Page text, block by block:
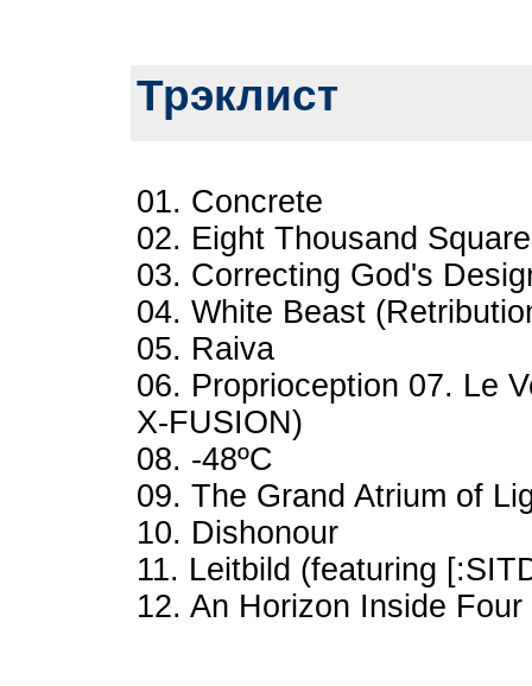
Трэклист
01. Concrete
02. Eight Thousand
03. Correcting God's
04. White Beast
05. Raiva
06. Proprioception 07. Le
X-FUSION)
08. -48ºC
09. The Grand Atrium of
10. Dishonour
11. Leitbild (featuring
12. An Horizon Inside Four